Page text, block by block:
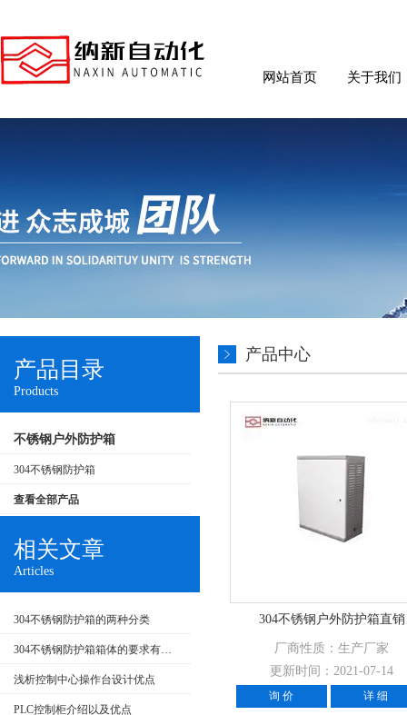
网站首页 关于我们
产品目录
Products
不锈钢户外防护箱
304不锈钢防护箱
查看全部产品
相关文章
Articles
304不锈钢防护箱的两种分类
304不锈钢防护箱箱体的要求有哪些
浅析控制中心操作台设计优点
PLC控制柜介绍以及优点
产品中心
304不锈钢户外防护箱直销
厂商性质：生产厂家
更新时间：2021-07-14
询 价 详 细